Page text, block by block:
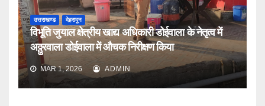
उत्तराखण्ड देहरादून
विभूति जुयाल क्षेत्रीय खाद्य अधिकारी डोईवाला के नेतृत्व में
अठ्ठुरवाला डोईवाला में औचक निरीक्षण किया
MAR 1, 2026 ADMIN